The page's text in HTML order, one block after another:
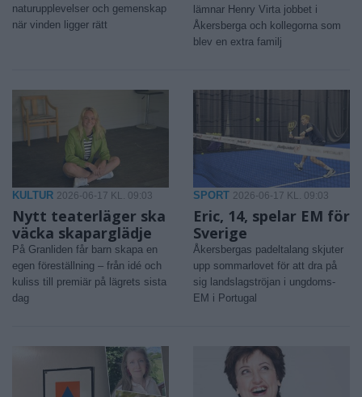
naturupplevelser och gemenskap
när vinden ligger rätt
lämnar Henry Virta jobbet i
Åkersberga och kollegorna som
blev en extra familj
KULTUR 2026-06-17 KL. 09:03
Nytt teaterläger ska
väcka skaparglädje
På Granliden får barn skapa en
egen föreställning – från idé och
kuliss till premiär på lägrets sista
dag
SPORT 2026-06-17 KL. 09:03
Eric, 14, spelar EM för
Sverige
Åkersbergas padeltalang skjuter
upp sommarlovet för att dra på
sig landslagströjan i ungdoms-
EM i Portugal